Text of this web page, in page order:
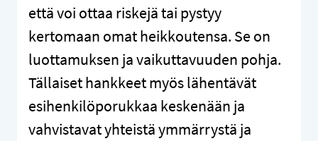
että voi ottaa riskejä tai pystyy
kertomaan omat heikkoutensa. Se on
luottamuksen ja vaikuttavuuden pohja.
Tällaiset hankkeet myös lähentävät
esihenkilöporukkaa keskenään ja
vahvistavat yhteistä ymmärrystä ja